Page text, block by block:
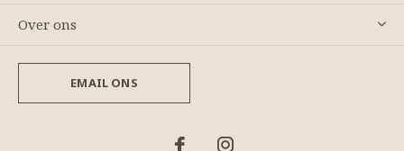
Over ons
EMAIL ONS